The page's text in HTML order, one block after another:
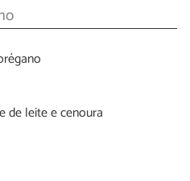
de leite e cenoura